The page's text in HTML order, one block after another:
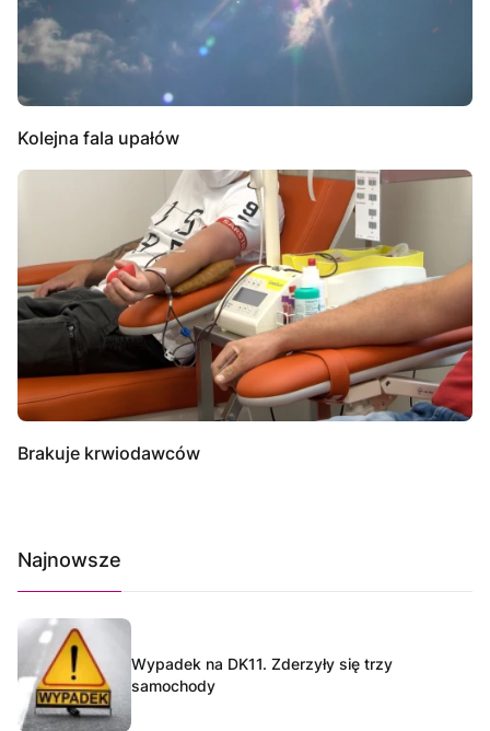
Kolejna fala upałów
Brakuje krwiodawców
Najnowsze
Wypadek na DK11. Zderzyły się trzy
samochody